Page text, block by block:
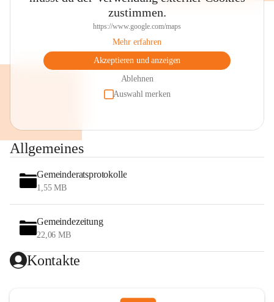
zustimmen.
https://www.google.com/maps
Mehr erfahren
Akzeptieren und anzeigen
Ablehnen
Auswahl merken
Allgemeines
Gemeinderatsprotokolle
1,55 MB
Gemeindezeitung
22,06 MB
Kontakte